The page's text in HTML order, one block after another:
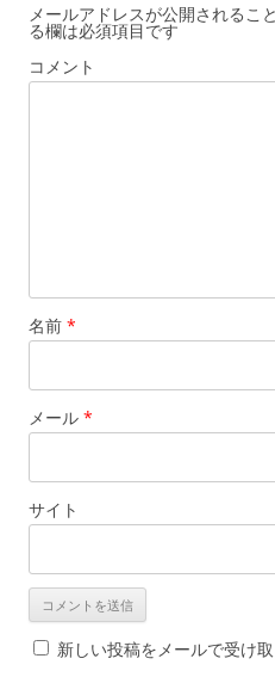
メールアドレスが公開されるこ
る欄は必須項目です
コメント
名前 *
メール *
サイト
新しい投稿をメールで受け